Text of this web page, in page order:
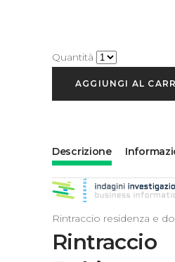
Quantità
AGGIUNGI AL
Descrizione
Rintraccio residenza e
Rintraccio